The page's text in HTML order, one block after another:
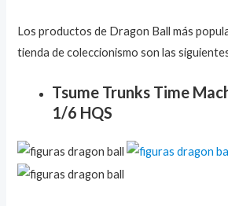
Los productos de Dragon Ball más
tienda de coleccionismo son las
Tsume Trunks Time
1/6 HQS